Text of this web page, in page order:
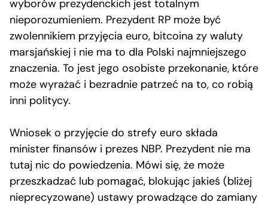
wyborów prezydenckich jest totalnym
nieporozumieniem. Prezydent RP może być
zwolennikiem przyjęcia euro, bitcoina zy waluty
marsjańskiej i nie ma to dla Polski najmniejszego
znaczenia. To jest jego osobiste przekonanie, które
może wyrażać i bezradnie patrzeć na to, co robią
inni politycy.
Wniosek o przyjęcie do strefy euro składa
minister finansów i prezes NBP. Prezydent nie ma
tutaj nic do powiedzenia. Mówi się, że może
przeszkadzać lub pomagać, blokując jakieś (bliżej
nieprecyzowane) ustawy prowadzące do zamiany